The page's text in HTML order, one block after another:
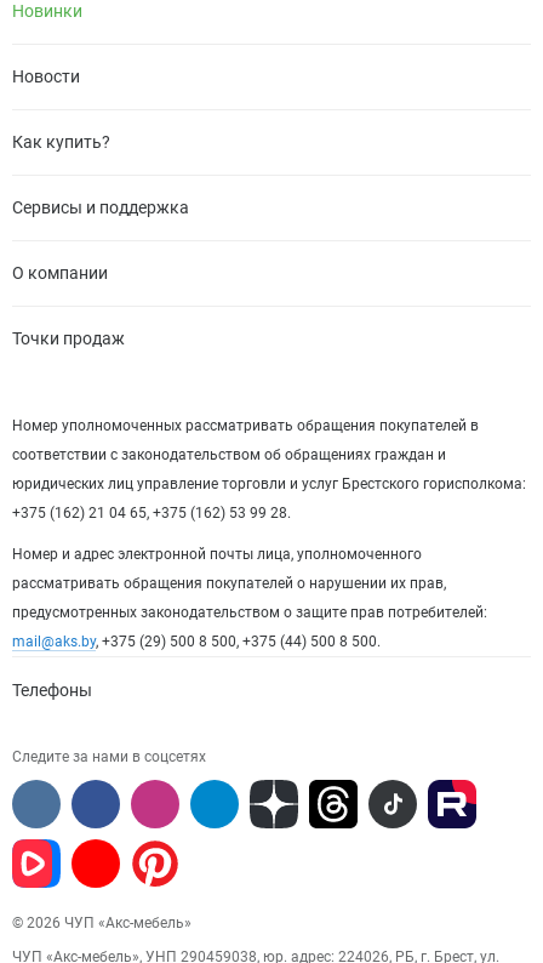
Новинки
Новости
Как купить?
Сервисы и поддержка
О компании
Точки продаж
Номер уполномоченных рассматривать обращения покупателей в
соответствии с законодательством об обращениях граждан и
юридических лиц управление торговли и услуг Брестского горисполкома:
+375 (162) 21 04 65, +375 (162) 53 99 28.
Номер и адрес электронной почты лица, уполномоченного
рассматривать обращения покупателей о нарушении их прав,
предусмотренных законодательством о защите прав потребителей:
mail@aks.by, +375 (29) 500 8 500, +375 (44) 500 8 500.
Телефоны
Следите за нами в соцсетях
© 2026 ЧУП «Акс-мебель»
ЧУП «Акс-мебель», УНП 290459038, юр. адрес: 224026, РБ, г. Брест, ул.